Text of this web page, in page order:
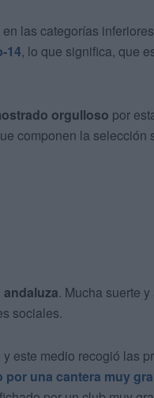
las categorías
14, lo que significa, que
orgulloso por
componen la selección
. Mucha suerte
sociales.
este medio recogió las
una cantera muy